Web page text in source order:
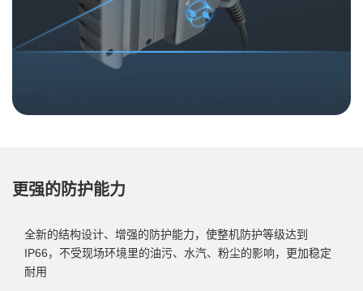
更强的防护能力
全新的结构设计、增强的防护能力，使整机防护等级达到
IP66，不受现场环境里的油污、水汽、粉尘的影响，更加稳定
耐用